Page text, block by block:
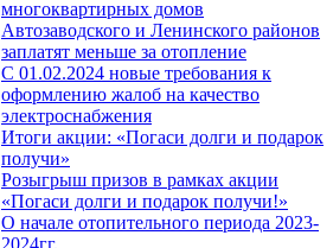
многоквартирных домов
Автозаводского и Ленинского районов
заплатят меньше за отопление
С 01.02.2024 новые требования к
оформлению жалоб на качество
электроснабжения
Итоги акции: «Погаси долги и подарок
получи»
Розыгрыш призов в рамках акции
«Погаси долги и подарок получи!»
О начале отопительного периода 2023-